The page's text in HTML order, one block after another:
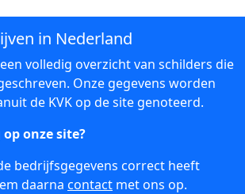
in Nederland
volledig overzicht van schilders die
Onze gegevens worden
de KVK op de site genoteerd.
onze site?
bedrijfsgegevens correct heeft
daarna contact met ons op.